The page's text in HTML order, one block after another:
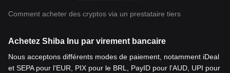
Comment acheter des cryptos via un prestataire tiers
Achetez Shiba Inu par virement bancaire
Nous acceptons différents modes de paiement, notamment iDeal
et SEPA pour l'EUR, PIX pour le BRL, PayID pour l'AUD, UPI pour